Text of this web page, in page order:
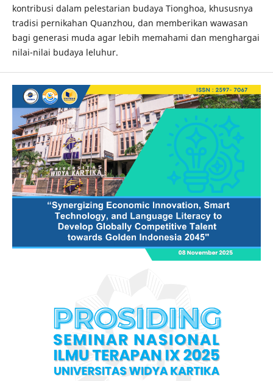
kontribusi dalam pelestarian budaya Tionghoa, khususnya
tradisi pernikahan Quanzhou, dan memberikan wawasan
bagi generasi muda agar lebih memahami dan menghargai
nilai-nilai budaya leluhur.